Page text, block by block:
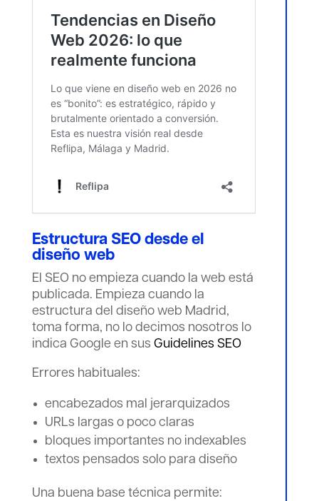
Estructura SEO desde el
diseño web
El SEO no empieza cuando la web está
publicada. Empieza cuando la
estructura del diseño web Madrid,
toma forma, no lo decimos nosotros lo
indica Google en sus Guidelines SEO
Errores habituales:
encabezados mal jerarquizados
URLs largas o poco claras
bloques importantes no indexables
textos pensados solo para diseño
Una buena base técnica permite: